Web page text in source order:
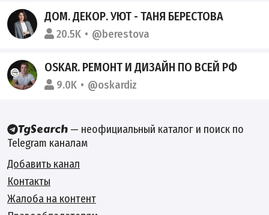
ДОМ. ДЕКОР. УЮТ - ТАНЯ БЕРЕСТОВА
20.5K @berestova
OSKAR. РЕМОНТ И ДИЗАЙН ПО ВСЕЙ РФ
9.0K @oskardiz
— неофициальный каталог и поиск по
Telegram каналам
Добавить канал
Контакты
Жалоба на контент